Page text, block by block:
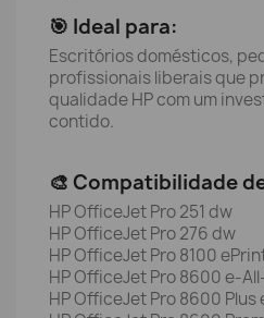
🎯 Ideal para:
Escritórios domésticos,
profissionais liberais que
qualidade HP com um
contido.
🎨 Compatibilidade
HP OfficeJet Pro 251 dw
HP OfficeJet Pro 276 dw
HP OfficeJet Pro 8100
HP OfficeJet Pro 8600 e-
HP OfficeJet Pro 8600